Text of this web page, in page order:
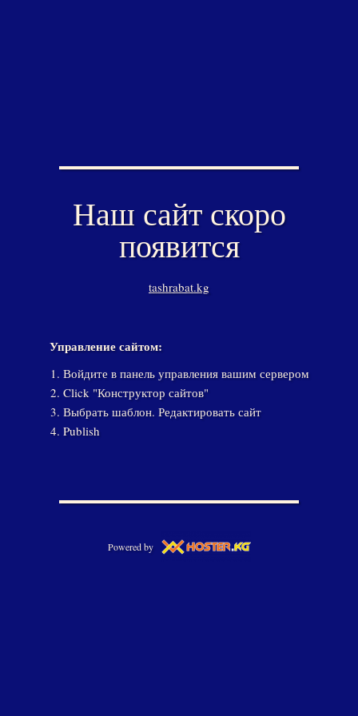
Наш сайт скоро
появится
tashrabat.kg
Управление сайтом:
Войдите в панель управления вашим сервером
Click "Конструктор сайтов"
Выбрать шаблон. Редактировать сайт
Publish
Powered by